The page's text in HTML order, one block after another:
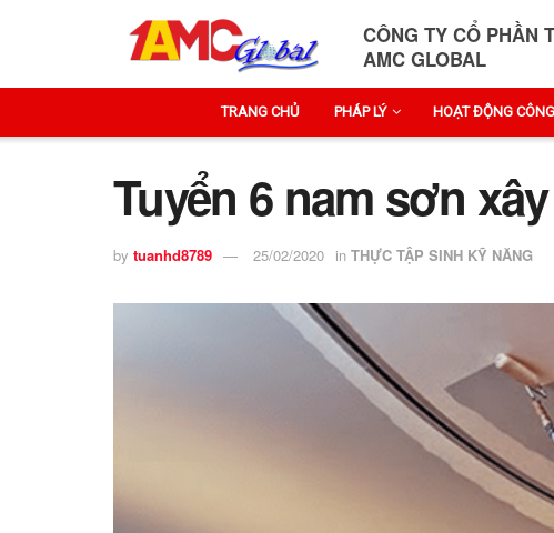
CÔNG TY CỔ PHẦN
AMC GLOBAL
TRANG CHỦ PHÁP LÝ HOẠT ĐỘNG
Tuyển 6 nam sơn
by tuanhd8789 25/02/2020 in THỰC TẬP SINH KỸ NĂNG